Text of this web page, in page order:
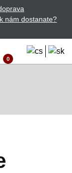
nám dostanate?
0